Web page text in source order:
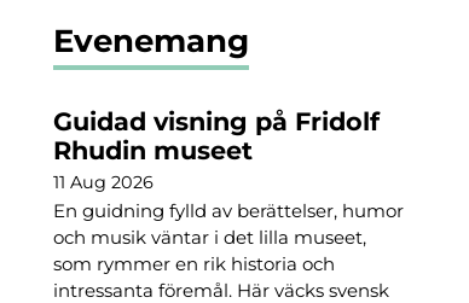
Evenemang
Guidad visning på Fridolf
Rhudin museet
11 Aug 2026
En guidning fylld av berättelser, humor
och musik väntar i det lilla museet,
som rymmer en rik historia och
intressanta föremål. Här väcks svensk